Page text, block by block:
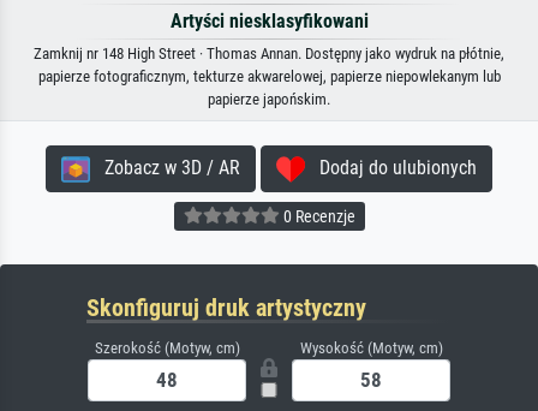
Artyści niesklasyfikowani
Zamknij nr 148 High Street · Thomas Annan. Dostępny jako wydruk na płótnie,
papierze fotograficznym, tekturze akwarelowej, papierze niepowlekanym lub
papierze japońskim.
Zobacz w 3D / AR Dodaj do ulubionych
0 Recenzje
Skonfiguruj druk artystyczny
Szerokość (Motyw, cm) Wysokość (Motyw, cm)